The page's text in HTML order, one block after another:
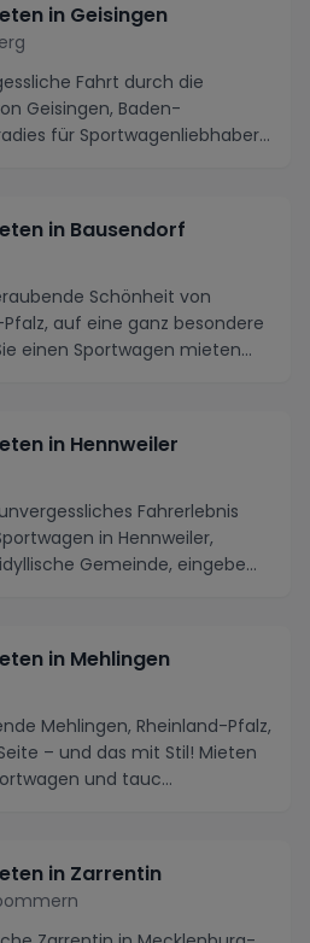
in Geisingen
Fahrt durch die
Geisingen, Baden-
für Sportwagenliebhaber!
in Bausendorf
Schönheit von
auf eine ganz besondere
einen Sportwagen mieten
in Hennweiler
Fahrerlebnis
in Hennweiler,
Gemeinde, eingebe...
in Mehlingen
Mehlingen, Rheinland-Pfalz,
– und das mit Stil! Mieten
und tauc...
in Zarrentin